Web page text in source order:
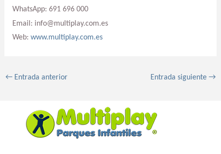
WhatsApp: 691 696 000
Email: info@multiplay.com.es
Web: www.multiplay.com.es
←Entrada anterior Entrada siguiente→